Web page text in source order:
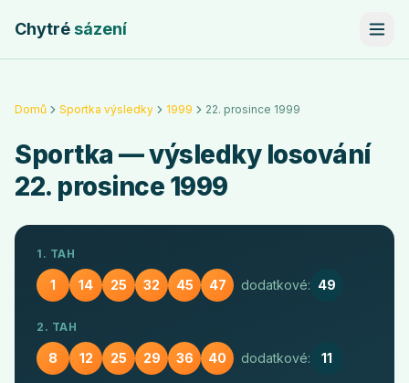
Chytrésázení
Domů Sportka výsledky 1999 22. prosince 1999
Sportka — výsledky losování
22. prosince 1999
1. TAH
1 14 25 32 45 47 dodatkové: 49
2. TAH
8 12 25 29 36 40 dodatkové: 11